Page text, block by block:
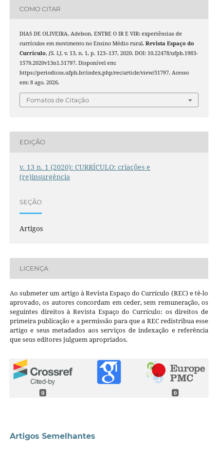
COMO CITAR
DIAS DE OLIVEIRA, Adelson. ENTRE O IR E VIR: experiências de
currículos em movimento no Ensino Médio rural. Revista Espaço do
Currículo, [S. l.], v. 13, n. 1, p. 123–137, 2020. DOI: 10.22478/ufpb.1983-
1579.2020v13n1.51797. Disponível em:
https://periodicos.ufpb.br/index.php/rec/article/view/51797. Acesso
em: 8 ago. 2026.
Fomatos de Citação
EDIÇÃO
v. 13 n. 1 (2020): CURRÍCULO: criações e
(re)insurgência
SEÇÃO
Artigos
LICENÇA
Ao submeter um artigo à Revista Espaço do Currículo (REC) e tê-lo
aprovado, os autores concordam em ceder, sem remuneração, os
seguintes direitos à Revista Espaço do Currículo: os direitos de
primeira publicação e a permissão para que a REC redistribua esse
artigo e seus metadados aos serviços de indexação e referência
que seus editores julguem apropriados.
0 0
Artigos Semelhantes